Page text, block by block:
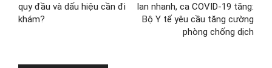
quy đầu và dấu hiệu cần đi
khám?
lan nhanh, ca COVID-19 tăng:
Bộ Y tế yêu cầu tăng cường
phòng chống dịch